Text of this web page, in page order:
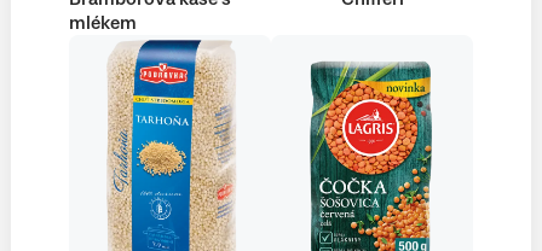
mlékem